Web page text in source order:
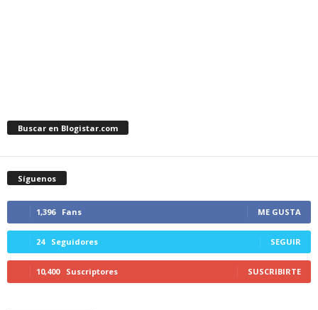
Buscar en Blogistar.com
Síguenos
1,396 Fans ME GUSTA
24 Seguidores SEGUIR
10,400 Suscriptores SUSCRIBIRTE